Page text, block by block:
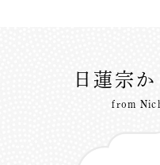
日蓮宗
from